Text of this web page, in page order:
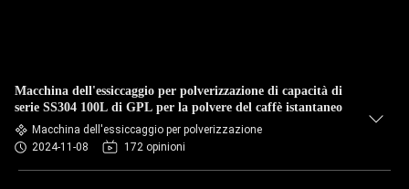
Macchina dell'essiccaggio per polverizzazione di capacità di
serie SS304 100L di GPL per la polvere del caffè istantaneo
Macchina dell'essiccaggio per polverizzazione
2024-11-08
172 opinioni